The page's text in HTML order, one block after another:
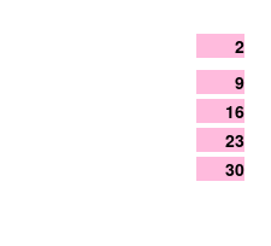
2
9
16
23
30